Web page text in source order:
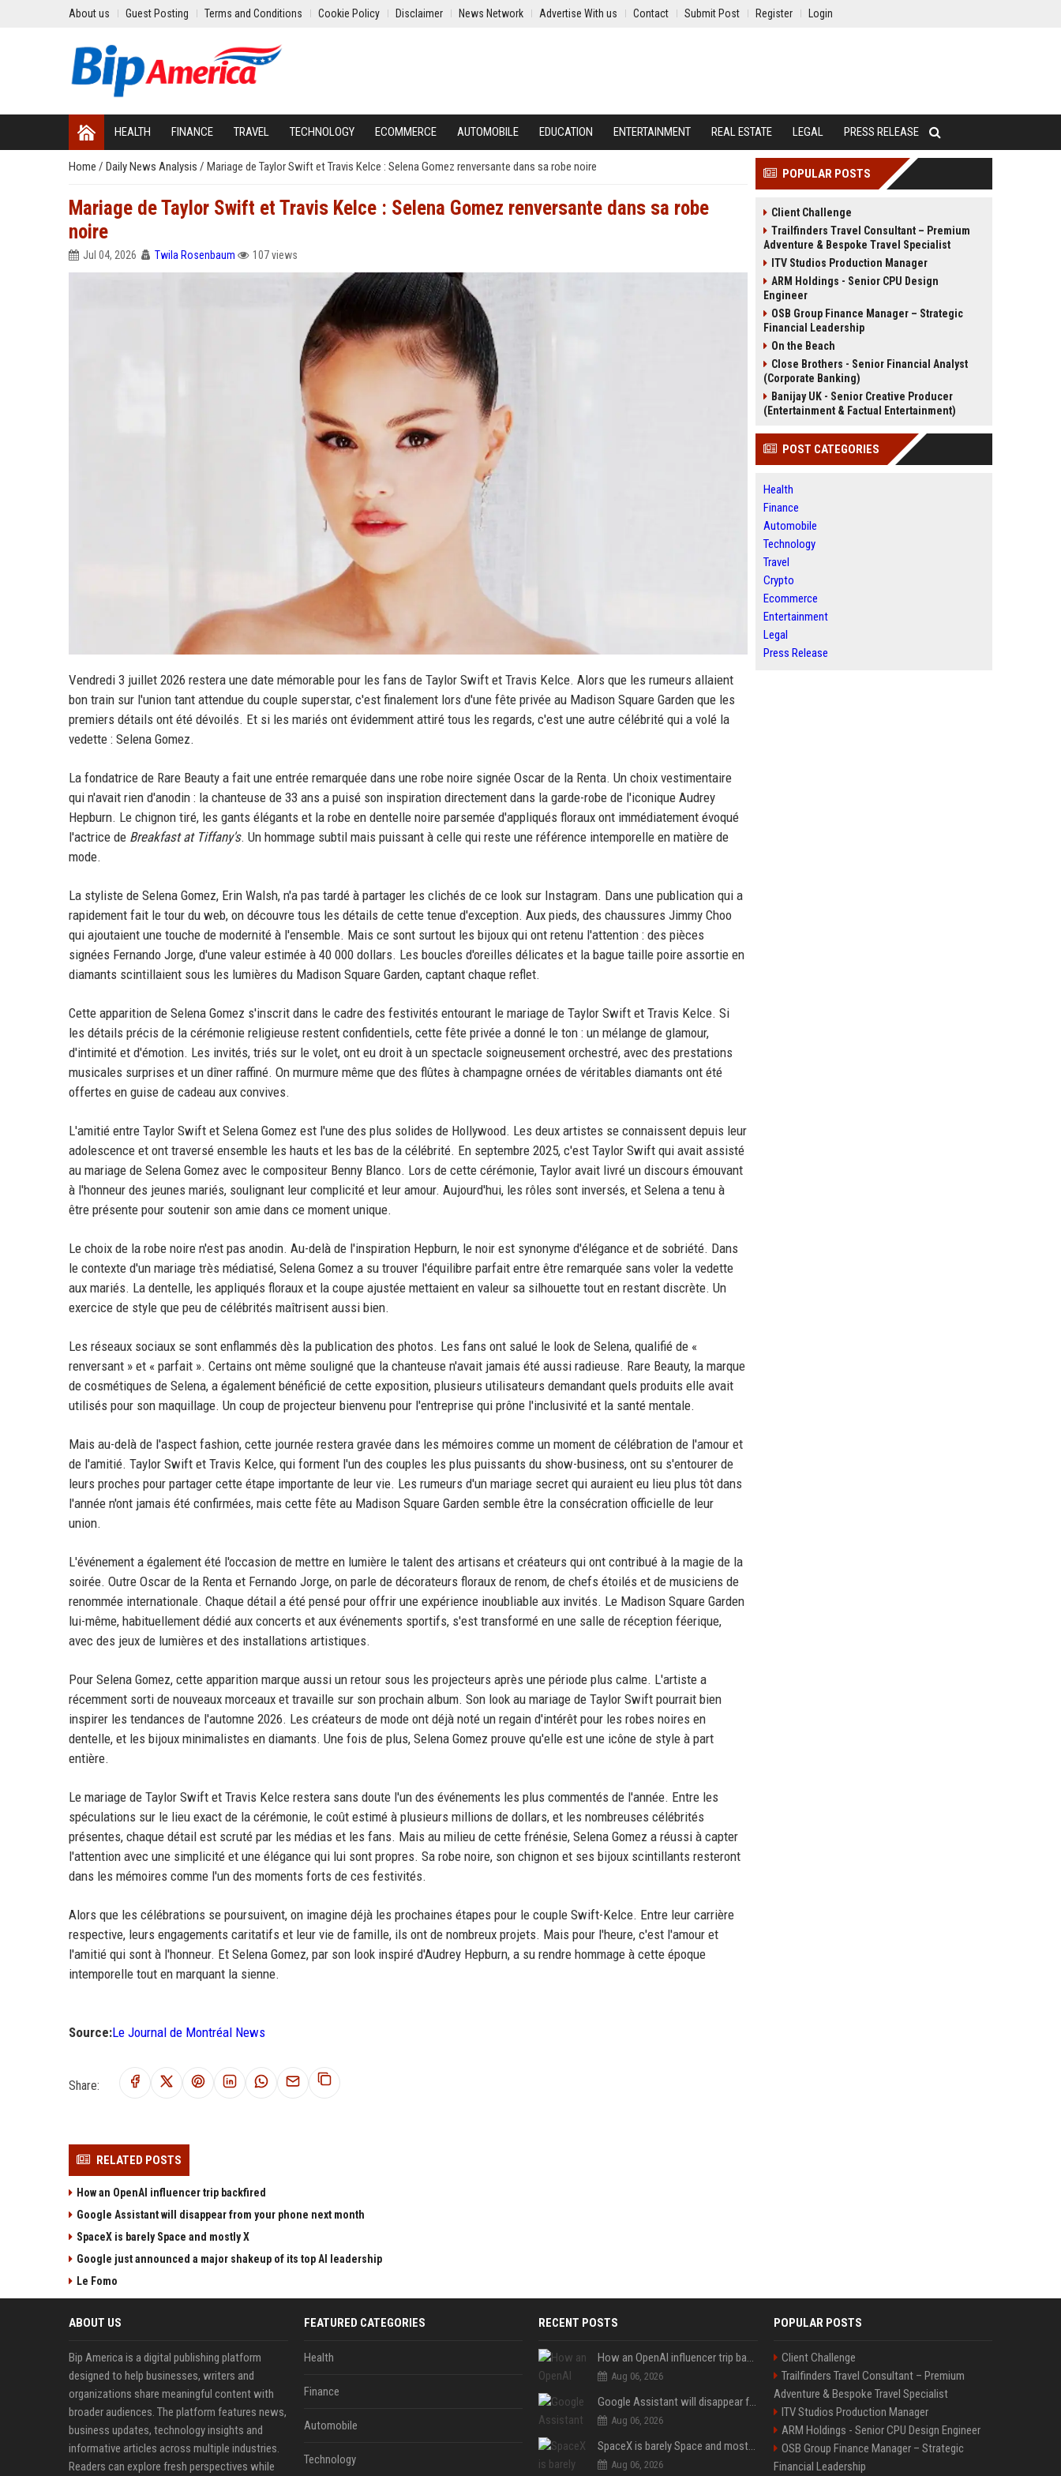
About us Guest Posting Terms and Conditions Cookie Policy Disclaimer News Network Advertise With us Contact Submit Post Register Login
HEALTH FINANCE TRAVEL TECHNOLOGY ECOMMERCE AUTOMOBILE EDUCATION ENTERTAINMENT REAL ESTATE LEGAL PRESS RELEASE
Home / Daily News Analysis / Mariage de Taylor Swift et Travis Kelce : Selena Gomez renversante dans sa robe noire
Mariage de Taylor Swift et Travis Kelce : Selena Gomez renversante dans sa robe
noire
Jul 04, 2026 Twila Rosenbaum 107 views
Vendredi 3 juillet 2026 restera une date mémorable pour les fans de Taylor Swift et Travis Kelce. Alors que les rumeurs allaient
bon train sur l'union tant attendue du couple superstar, c'est finalement lors d'une fête privée au Madison Square Garden que les
premiers détails ont été dévoilés. Et si les mariés ont évidemment attiré tous les regards, c'est une autre célébrité qui a volé la
vedette : Selena Gomez.
La fondatrice de Rare Beauty a fait une entrée remarquée dans une robe noire signée Oscar de la Renta. Un choix vestimentaire
qui n'avait rien d'anodin : la chanteuse de 33 ans a puisé son inspiration directement dans la garde-robe de l'iconique Audrey
Hepburn. Le chignon tiré, les gants élégants et la robe en dentelle noire parsemée d'appliqués floraux ont immédiatement évoqué
l'actrice de Breakfast at Tiffany's. Un hommage subtil mais puissant à celle qui reste une référence intemporelle en matière de
mode.
La styliste de Selena Gomez, Erin Walsh, n'a pas tardé à partager les clichés de ce look sur Instagram. Dans une publication qui a
rapidement fait le tour du web, on découvre tous les détails de cette tenue d'exception. Aux pieds, des chaussures Jimmy Choo
qui ajoutaient une touche de modernité à l'ensemble. Mais ce sont surtout les bijoux qui ont retenu l'attention : des pièces
signées Fernando Jorge, d'une valeur estimée à 40 000 dollars. Les boucles d'oreilles délicates et la bague taille poire assortie en
diamants scintillaient sous les lumières du Madison Square Garden, captant chaque reflet.
Cette apparition de Selena Gomez s'inscrit dans le cadre des festivités entourant le mariage de Taylor Swift et Travis Kelce. Si
les détails précis de la cérémonie religieuse restent confidentiels, cette fête privée a donné le ton : un mélange de glamour,
d'intimité et d'émotion. Les invités, triés sur le volet, ont eu droit à un spectacle soigneusement orchestré, avec des prestations
musicales surprises et un dîner raffiné. On murmure même que des flûtes à champagne ornées de véritables diamants ont été
offertes en guise de cadeau aux convives.
L'amitié entre Taylor Swift et Selena Gomez est l'une des plus solides de Hollywood. Les deux artistes se connaissent depuis leur
adolescence et ont traversé ensemble les hauts et les bas de la célébrité. En septembre 2025, c'est Taylor Swift qui avait assisté
au mariage de Selena Gomez avec le compositeur Benny Blanco. Lors de cette cérémonie, Taylor avait livré un discours émouvant
à l'honneur des jeunes mariés, soulignant leur complicité et leur amour. Aujourd'hui, les rôles sont inversés, et Selena a tenu à
être présente pour soutenir son amie dans ce moment unique.
Le choix de la robe noire n'est pas anodin. Au-delà de l'inspiration Hepburn, le noir est synonyme d'élégance et de sobriété. Dans
le contexte d'un mariage très médiatisé, Selena Gomez a su trouver l'équilibre parfait entre être remarquée sans voler la vedette
aux mariés. La dentelle, les appliqués floraux et la coupe ajustée mettaient en valeur sa silhouette tout en restant discrète. Un
exercice de style que peu de célébrités maîtrisent aussi bien.
Les réseaux sociaux se sont enflammés dès la publication des photos. Les fans ont salué le look de Selena, qualifié de «
renversant » et « parfait ». Certains ont même souligné que la chanteuse n'avait jamais été aussi radieuse. Rare Beauty, la marque
de cosmétiques de Selena, a également bénéficié de cette exposition, plusieurs utilisateurs demandant quels produits elle avait
utilisés pour son maquillage. Un coup de projecteur bienvenu pour l'entreprise qui prône l'inclusivité et la santé mentale.
Mais au-delà de l'aspect fashion, cette journée restera gravée dans les mémoires comme un moment de célébration de l'amour et
de l'amitié. Taylor Swift et Travis Kelce, qui forment l'un des couples les plus puissants du show-business, ont su s'entourer de
leurs proches pour partager cette étape importante de leur vie. Les rumeurs d'un mariage secret qui auraient eu lieu plus tôt dans
l'année n'ont jamais été confirmées, mais cette fête au Madison Square Garden semble être la consécration officielle de leur
union.
L'événement a également été l'occasion de mettre en lumière le talent des artisans et créateurs qui ont contribué à la magie de la
soirée. Outre Oscar de la Renta et Fernando Jorge, on parle de décorateurs floraux de renom, de chefs étoilés et de musiciens de
renommée internationale. Chaque détail a été pensé pour offrir une expérience inoubliable aux invités. Le Madison Square Garden
lui-même, habituellement dédié aux concerts et aux événements sportifs, s'est transformé en une salle de réception féerique,
avec des jeux de lumières et des installations artistiques.
Pour Selena Gomez, cette apparition marque aussi un retour sous les projecteurs après une période plus calme. L'artiste a
récemment sorti de nouveaux morceaux et travaille sur son prochain album. Son look au mariage de Taylor Swift pourrait bien
inspirer les tendances de l'automne 2026. Les créateurs de mode ont déjà noté un regain d'intérêt pour les robes noires en
dentelle, et les bijoux minimalistes en diamants. Une fois de plus, Selena Gomez prouve qu'elle est une icône de style à part
entière.
Le mariage de Taylor Swift et Travis Kelce restera sans doute l'un des événements les plus commentés de l'année. Entre les
spéculations sur le lieu exact de la cérémonie, le coût estimé à plusieurs millions de dollars, et les nombreuses célébrités
présentes, chaque détail est scruté par les médias et les fans. Mais au milieu de cette frénésie, Selena Gomez a réussi à capter
l'attention avec une simplicité et une élégance qui lui sont propres. Sa robe noire, son chignon et ses bijoux scintillants resteront
dans les mémoires comme l'un des moments forts de ces festivités.
Alors que les célébrations se poursuivent, on imagine déjà les prochaines étapes pour le couple Swift-Kelce. Entre leur carrière
respective, leurs engagements caritatifs et leur vie de famille, ils ont de nombreux projets. Mais pour l'heure, c'est l'amour et
l'amitié qui sont à l'honneur. Et Selena Gomez, par son look inspiré d'Audrey Hepburn, a su rendre hommage à cette époque
intemporelle tout en marquant la sienne.
Source:Le Journal de Montréal News
Share:
RELATED POSTS
How an OpenAI influencer trip backfired
Google Assistant will disappear from your phone next month
SpaceX is barely Space and mostly X
Google just announced a major shakeup of its top AI leadership
Le Fomo
POPULAR POSTS
Client Challenge
Trailfinders Travel Consultant – Premium
Adventure & Bespoke Travel Specialist
ITV Studios Production Manager
ARM Holdings - Senior CPU Design
Engineer
OSB Group Finance Manager – Strategic
Financial Leadership
On the Beach
Close Brothers - Senior Financial Analyst
(Corporate Banking)
Banijay UK - Senior Creative Producer
(Entertainment & Factual Entertainment)
POST CATEGORIES
Health
Finance
Automobile
Technology
Travel
Crypto
Ecommerce
Entertainment
Legal
Press Release
ABOUT US
Bip America is a digital publishing platform
designed to help businesses, writers and
organizations share meaningful content with
broader audiences. The platform features news,
business updates, technology insights and
informative articles across multiple industries.
Readers can explore fresh perspectives while
FEATURED CATEGORIES
Health
Finance
Automobile
Technology
RECENT POSTS
How an OpenAI influencer trip backfired
Aug 06, 2026
Google Assistant will disappear from your phone next month
Aug 06, 2026
SpaceX is barely Space and mostly X
Aug 06, 2026
POPULAR POSTS
Client Challenge
Trailfinders Travel Consultant – Premium
Adventure & Bespoke Travel Specialist
ITV Studios Production Manager
ARM Holdings - Senior CPU Design Engineer
OSB Group Finance Manager – Strategic
Financial Leadership